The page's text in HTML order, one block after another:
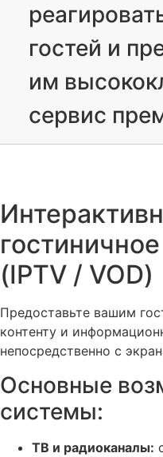
гостей и
им
сервис
(IPTV / VOD)
Предоставьте вашим
контенту и
непосредственно с
Основные
системы:
ТВ и радиоканалы: